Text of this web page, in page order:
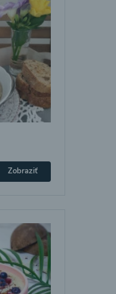
Zobraziť